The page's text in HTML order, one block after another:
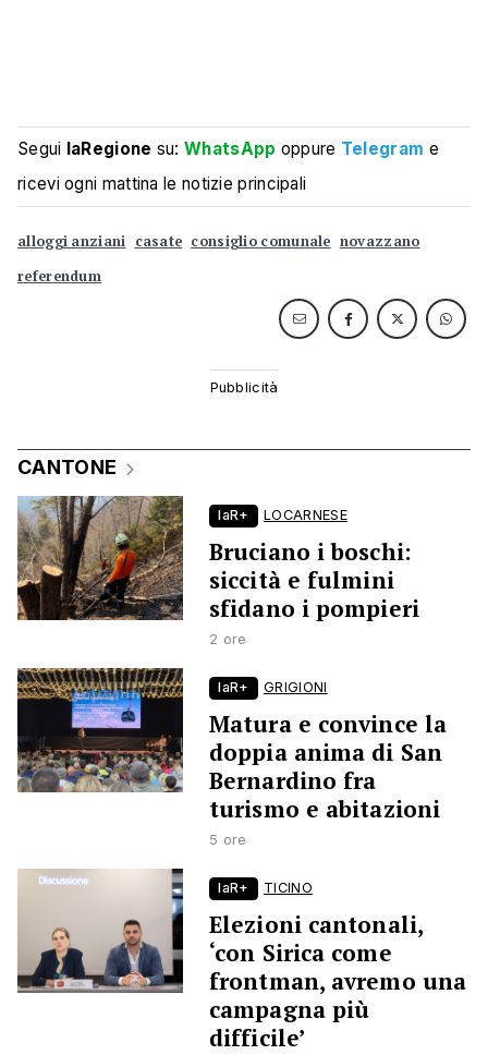
Segui laRegione su:WhatsApp oppure Telegram e
ricevi ogni mattina le notizie principali
alloggi anziani casate consiglio comunale novazzano
referendum
CANTONE
laR+ LOCARNESE
Bruciano i boschi:
siccità e fulmini
sfidano i pompieri
2 ore
laR+ GRIGIONI
Matura e convince la
doppia anima di San
Bernardino fra
turismo e abitazioni
5 ore
laR+ TICINO
Elezioni cantonali,
‘con Sirica come
frontman, avremo una
campagna più
difficile’